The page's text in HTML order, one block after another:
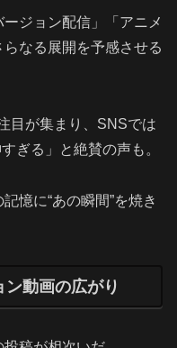
ジョン配信」「アニメ
なる展開を予感させる
目が集まり、SNSでは
ぎる」と絶賛の声も。
憶に“あの瞬間”を焼き
動画の広がり